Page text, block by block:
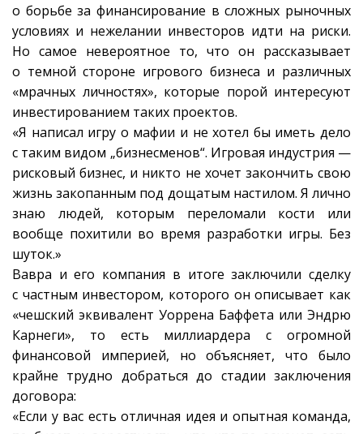
о борьбе за финансирование в сложных рыночных
условиях и нежелании инвесторов идти на риски.
Но самое невероятное то, что он рассказывает
о темной стороне игрового бизнеса и различных
«мрачных личностях», которые порой интересуют
инвестированием таких проектов.
«Я написал игру о мафии и не хотел бы иметь дело
с таким видом „бизнесменов“. Игровая индустрия —
рисковый бизнес, и никто не хочет закончить свою
жизнь закопанным под дощатым настилом. Я лично
знаю людей, которым переломали кости или
вообще похитили во время разработки игры. Без
шуток.»
Вавра и его компания в итоге заключили сделку
с частным инвестором, которого он описывает как
«чешский эквивалент Уоррена Баффета или Эндрю
Карнеги», то есть миллиардера с огромной
финансовой империей, но объясняет, что было
крайне трудно добраться до стадии заключения
договора:
«Если у вас есть отличная идея и опытная команда,